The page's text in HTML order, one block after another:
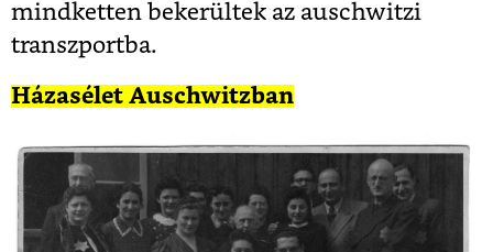
mindketten bekerültek az auschwitzi
transzportba.
Házasélet Auschwitzban